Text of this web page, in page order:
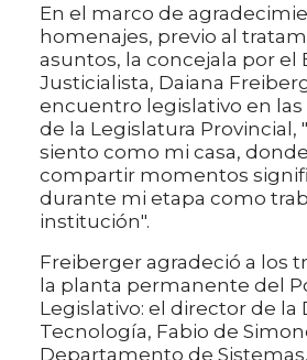
En el marco de
homenajes, previo al
asuntos, la concejala por el
Justicialista, Daiana
encuentro legislativo en las
de la Legislatura Provincial,
siento como mi casa,
compartir momentos
durante mi etapa como
institución".
Freiberger agradeció a los
la planta permanente del
Legislativo: el director de la
Tecnología, Fabio de
Departamento de